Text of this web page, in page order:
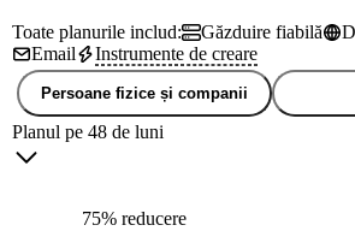
Toate planurile includ:
Găzduire fiabilă
Email
Instrumente de creare
Persoane fizice și companii
Planul pe 48 de luni
75% reducere